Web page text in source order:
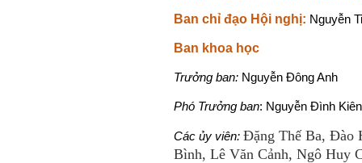
Ban chỉ đạo Hội nghị: Nguyễn
Ban khoa học
Trưởng ban: Nguyễn Đông Anh
Phó Trưởng ban: Nguyễn Đình
Các ủy viên: Đặng Thế Ba, Đào
Bình, Lê Văn Cảnh, Ngô Huy